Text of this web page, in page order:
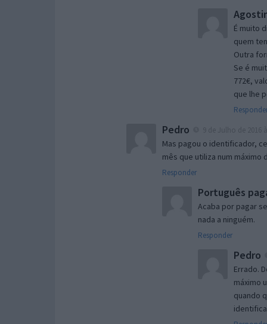
É muito
quem
Outra
Se é
772€,
que lhe
Pedro
Mas pagou o identificador,
mês que utiliza num máximo
Responder
Português
Acaba por pagar
nada a ninguém.
Responder
Pedro
Errado.
máximo
quando